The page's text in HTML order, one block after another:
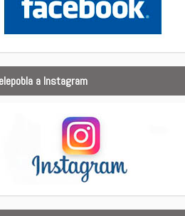
a Instagram